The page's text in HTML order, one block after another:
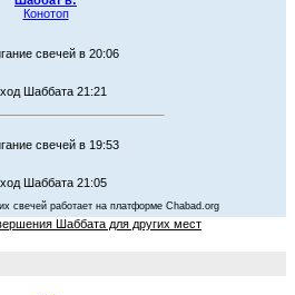
Конотоп
свечей в 20:06
Шаббата 21:21
свечей в 19:53
Шаббата 21:05
свечей работает на платформе Chabad.org
Шаббата для других мест